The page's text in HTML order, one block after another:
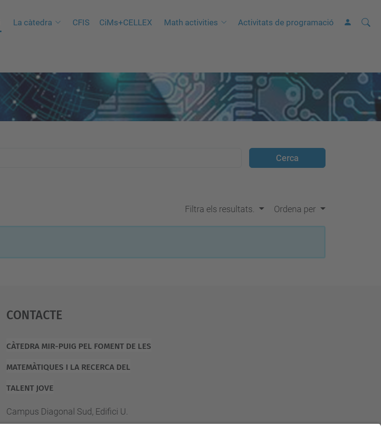
La càtedra CFIS CiMs+CELLEX Math activities Activitats de programació Cerca
C
a
a
v
a
Filtra els resultats. Ordena per
Contacte
Càtedra Mir-Puig Pel Foment De Les
Matemàtiques I La Recerca Del
Talent Jove
Campus Diagonal Sud, Edifici U.